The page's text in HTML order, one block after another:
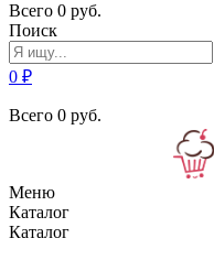
Всего 0 руб.
Поиск
0 ₽
Всего 0 руб.
Меню
Каталог
Каталог